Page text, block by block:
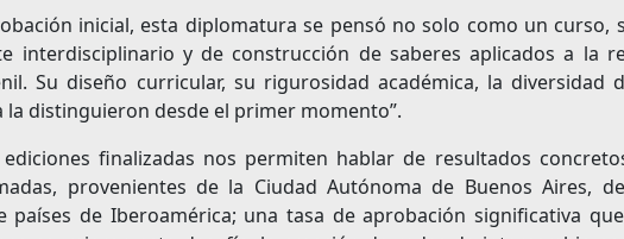
inicial, esta diplomatura se pensó no solo como un curso,
interdisciplinario y de construcción de saberes aplicados a la
Su diseño curricular, su rigurosidad académica, la diversidad
distinguieron desde el primer momento”.
finalizadas nos permiten hablar de resultados
provenientes de la Ciudad Autónoma de Buenos Aires,
países de Iberoamérica; una tasa de aprobación significativa